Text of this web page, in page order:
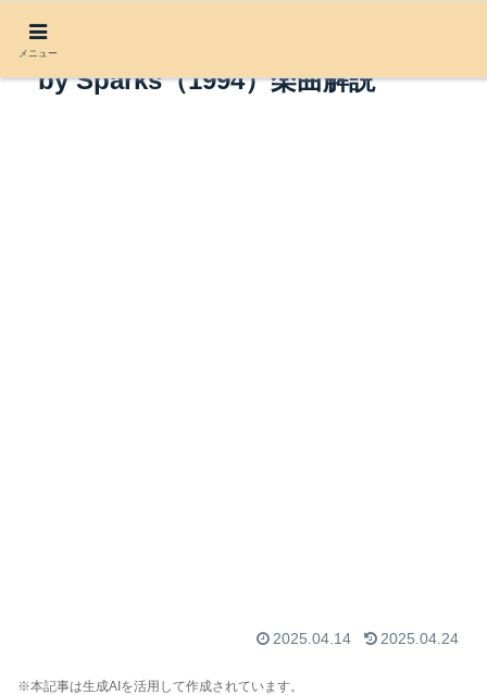
When Do I Get to Sing ‘My Way’
by Sparks（1994）楽曲解説
2025.04.14 2025.04.24
※本記事は生成AIを活用して作成されています。
メニュー